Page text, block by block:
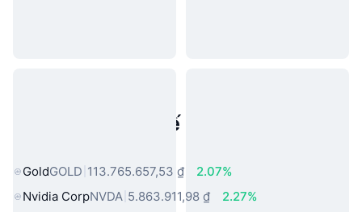
Tài sản trong thế giới thực phổ
GoldGOLD 113.765.657,53 ₫
2.07%
Nvidia CorpNVDA 5.863.911,98 ₫
2.27%